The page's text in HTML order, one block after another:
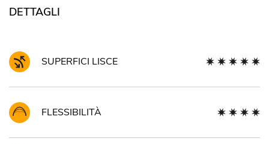
DETTAGLI
SUPERFICI LISCE
FLESSIBILITÀ